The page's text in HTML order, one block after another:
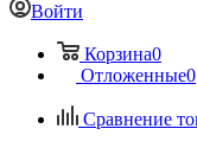
Войти
Корзина0
Отложенные0
Сравнение